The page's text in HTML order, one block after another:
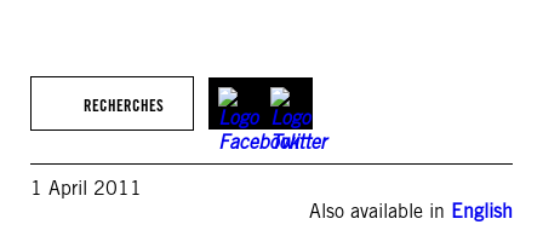
RECHERCHES
1 April 2011
Also available in English